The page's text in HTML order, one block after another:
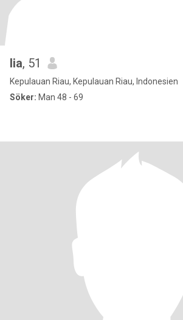
lia, 51
Kepulauan Riau, Kepulauan Riau, Indonesien
Söker: Man 48 - 69